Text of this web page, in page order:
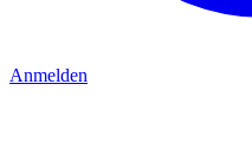
Anmelden